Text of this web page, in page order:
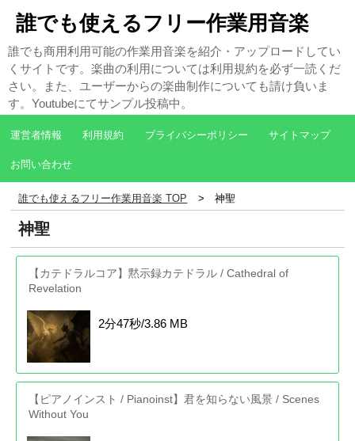
誰でも使えるフリー作業用音楽
誰でも商用利用可能の作業用音楽を紹介・アップロードしてい
くサイトです。楽曲の利用については利用規約を必ず一読くだ
さい。また、ユーザーからの楽曲制作についても請け負いま
す。Youtubeにてサンプル投稿中。
運営者情報 利用規約 プライバシーポリシー サイトマップ
お問い合わせ
誰でも使えるフリー作業用音楽 TOP 神聖
神聖
【カテドラルコア】黙示録カテドラル / Cathedral of
Revelation
2分47秒/3.86 MB
【ピアノインスト / Pianoinst】君を知らない風景 / Scenes
Without You